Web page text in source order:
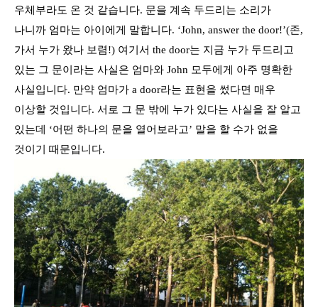
우체부라도 온 것 같습니다. 문을 계속 두드리는 소리가
나니까 엄마는 아이에게 말합니다. ‘John, answer the door!’(존,
가서 누가 왔나 보렴!) 여기서 the door는 지금 누가 두드리고
있는 그 문이라는 사실은 엄마와 John 모두에게 아주 명확한
사실입니다. 만약 엄마가 a door라는 표현을 썼다면 매우
이상할 것입니다. 서로 그 문 밖에 누가 있다는 사실을 잘 알고
있는데 ‘어떤 하나의 문을 열어보라고’ 말을 할 수가 없을
것이기 때문입니다.